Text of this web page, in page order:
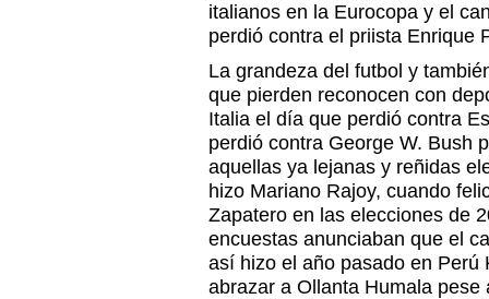
italianos en la Eurocopa y el
perdió contra el priista Enrique
La grandeza del futbol y
que pierden reconocen con
Italia el día que perdió contra
perdió contra George W. Bush
aquellas ya lejanas y reñidas
hizo Mariano Rajoy, cuando
Zapatero en las elecciones de
encuestas anunciaban que el
así hizo el año pasado en Perú
abrazar a Ollanta Humala